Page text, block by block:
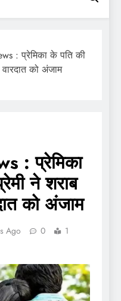
: प्रेमिका के पति की
वारदात को अंजाम
: प्रेमिका
ने शराब
को अंजाम
Ago 0
1